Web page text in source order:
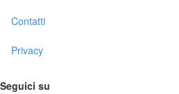
Contatti
Privacy
Seguici su